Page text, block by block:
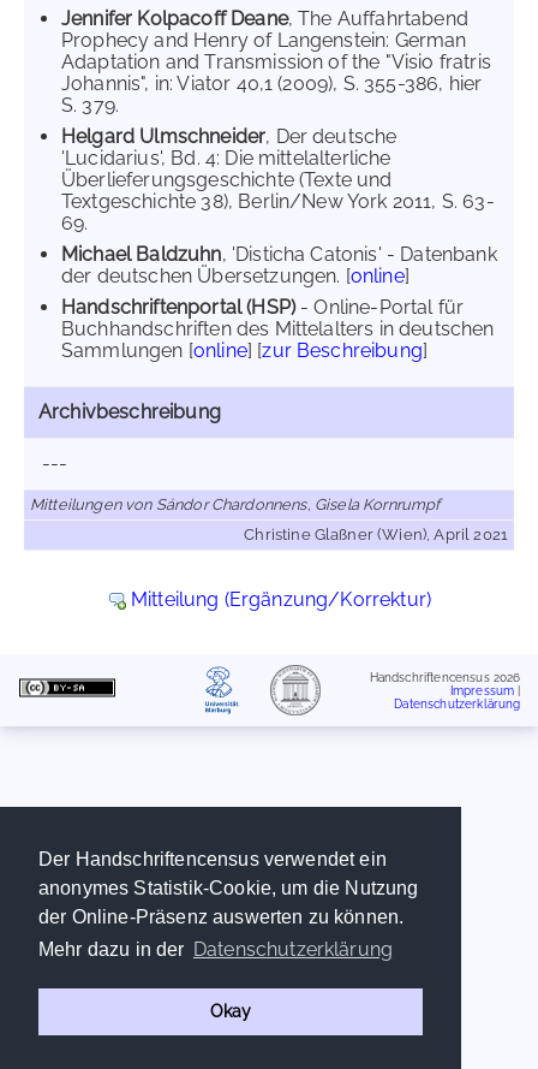
Der Handschriftencensus verwendet ein
anonymes Statistik-Cookie, um die Nutzung
der Online-Präsenz auswerten zu können.
Mehr dazu in der Datenschutzerklärung
Okay
Jennifer Kolpacoff Deane, The Auffahrtabend
Prophecy and Henry of Langenstein: German
Adaptation and Transmission of the "Visio fratris
Johannis", in: Viator 40,1 (2009), S. 355-386, hier
S. 379.
Helgard Ulmschneider, Der deutsche
'Lucidarius', Bd. 4: Die mittelalterliche
Überlieferungsgeschichte (Texte und
Textgeschichte 38), Berlin/New York 2011, S. 63-
69.
Michael Baldzuhn, 'Disticha Catonis' - Datenbank
der deutschen Übersetzungen. [online]
Handschriftenportal (HSP)- Online-Portal für
Buchhandschriften des Mittelalters in deutschen
Sammlungen [online] [zur Beschreibung]
Archivbeschreibung
---
Mitteilungen von Sándor Chardonnens, Gisela Kornrumpf
Christine Glaßner (Wien), April 2021
Mitteilung (Ergänzung/Korrektur)
Handschriftencensus 2026
Impressum
Datenschutzerklärung